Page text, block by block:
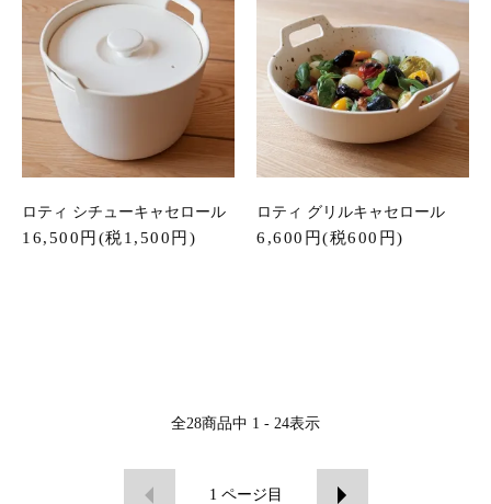
ロティ シチューキャセロール
16,500円(税1,500円)
ロティ グリルキャセロール
6,600円(税600円)
全28商品中 1 - 24表示
1 ページ目